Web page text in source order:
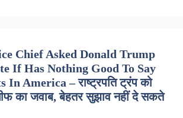
Chief Asked Donald Trump
If Has Nothing Good To Say
In America – राष्ट्रपति ट्रंप को
का जवाब, बेहतर सुझाव नहीं दे सकते